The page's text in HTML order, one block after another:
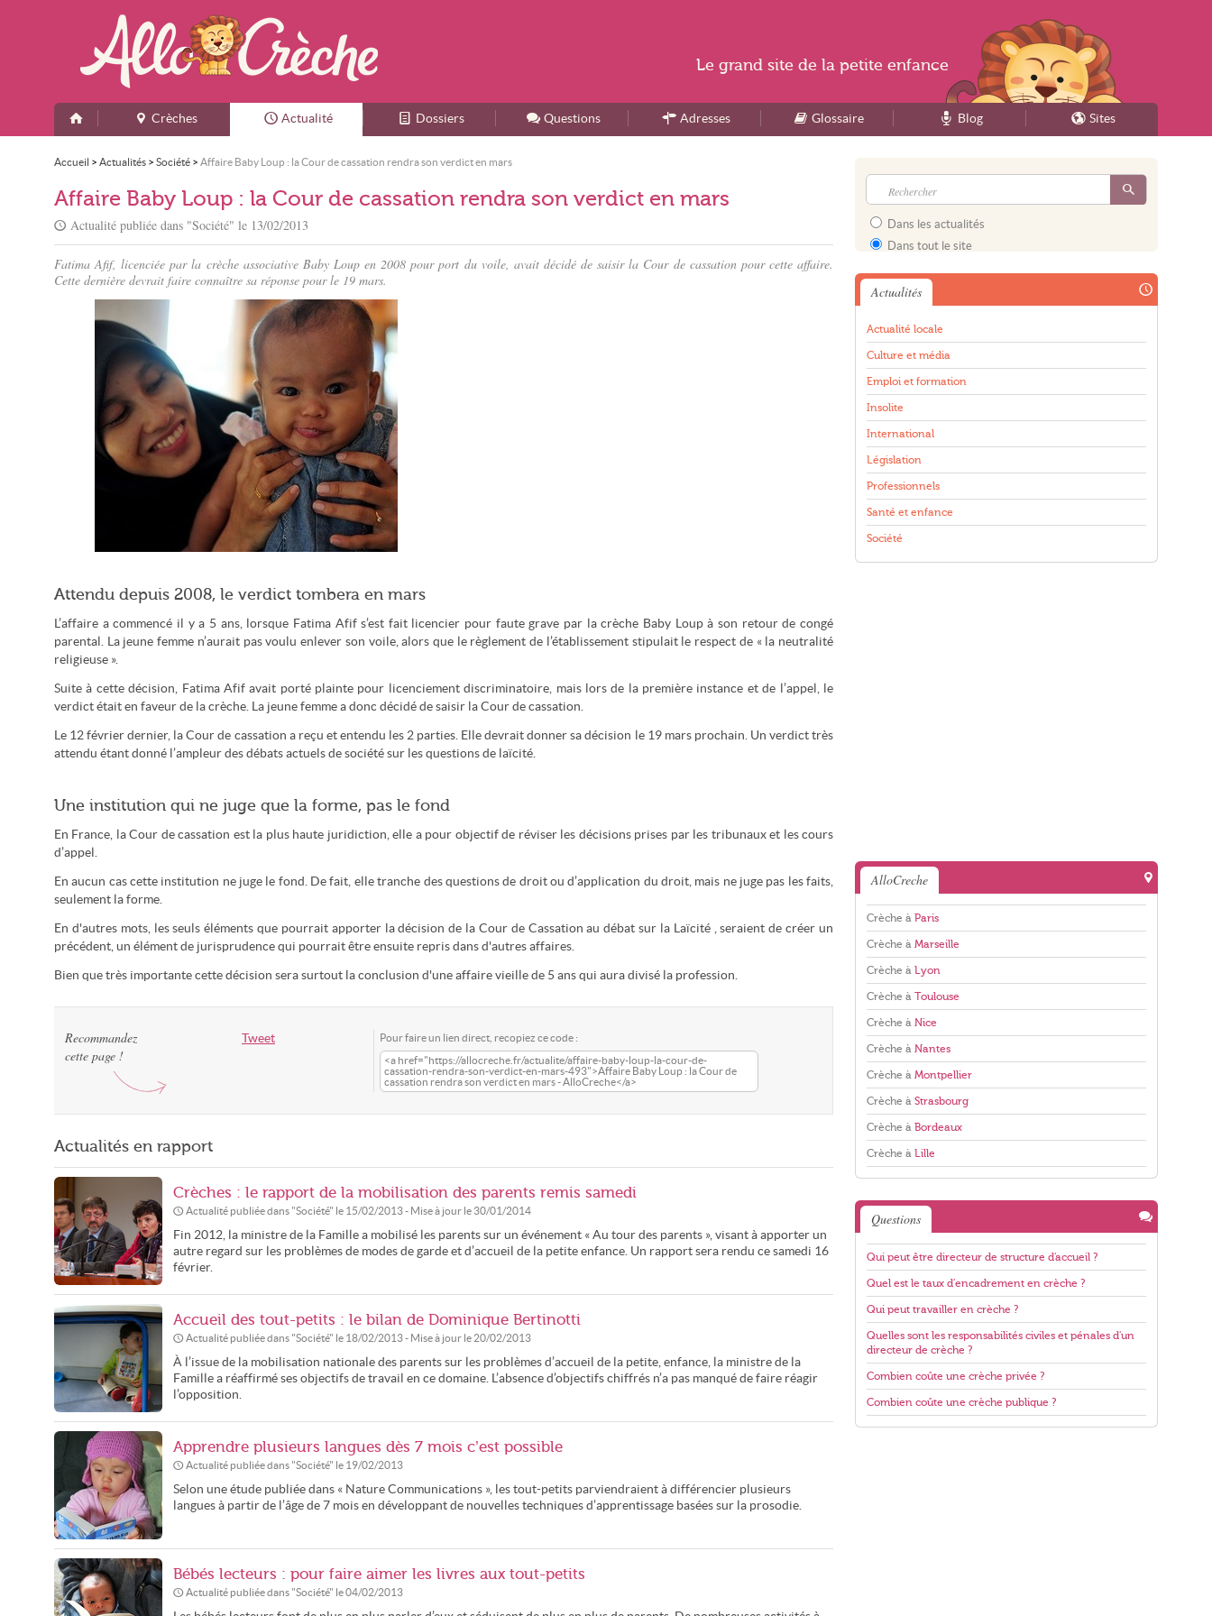
Accueil
Crèches Actualité Dossiers Questions Adresses Glossaire Blog Sites
Accueil > Actualités > Société > Affaire Baby Loup : la Cour de cassation rendra son verdict en mars
Affaire Baby Loup : la Cour de cassation rendra son verdict en mars
Actualité publiée dans "Société" le 13/02/2013
Fatima Afif, licenciée par la crèche associative Baby Loup en 2008 pour port du voile, avait décidé de saisir la Cour de cassation pour cette affaire.
Cette dernière devrait faire connaître sa réponse pour le 19 mars.
travail reste un débat très sensible de société (amrufm/CC-by)
Attendu depuis 2008, le verdict tombera en mars
L’affaire a commencé il y a 5 ans, lorsque Fatima Afif s’est fait licencier pour faute grave par la crèche Baby Loup à son retour de congé
parental. La jeune femme n’aurait pas voulu enlever son voile, alors que le règlement de l’établissement stipulait le respect de « la neutralité
religieuse ».
Suite à cette décision, Fatima Afif avait porté plainte pour licenciement discriminatoire, mais lors de la première instance et de l’appel, le
verdict était en faveur de la crèche. La jeune femme a donc décidé de saisir la Cour de cassation.
Le 12 février dernier, la Cour de cassation a reçu et entendu les 2 parties. Elle devrait donner sa décision le 19 mars prochain. Un verdict très
attendu étant donné l’ampleur des débats actuels de société sur les questions de laïcité.
Une institution qui ne juge que la forme, pas le fond
En France, la Cour de cassation est la plus haute juridiction, elle a pour objectif de réviser les décisions prises par les tribunaux et les cours
d’appel.
En aucun cas cette institution ne juge le fond. De fait, elle tranche des questions de droit ou d’application du droit, mais ne juge pas les faits,
seulement la forme.
En d'autres mots, les seuls éléments que pourrait apporter la décision de la Cour de Cassation au débat sur la Laïcité , seraient de créer un
précédent, un élément de jurisprudence qui pourrait être ensuite repris dans d'autres affaires.
Bien que très importante cette décision sera surtout la conclusion d'une affaire vieille de 5 ans qui aura divisé la profession.
Tweet
Recommandez
cette page !
Pour faire un lien direct, recopiez ce code :
<a href="https://allocreche.fr/actualite/affaire-baby-loup-la-cour-de-
cassation-rendra-son-verdict-en-mars-493">Affaire Baby Loup : la Cour de
cassation rendra son verdict en mars - AlloCreche</a>
Actualités en rapport
Crèches : le rapport de la mobilisation des parents remis samedi
Actualité publiée dans "Société" le 15/02/2013- Mise à jour le 30/01/2014
Fin 2012, la ministre de la Famille a mobilisé les parents sur un événement « Au tour des parents », visant à apporter un
autre regard sur les problèmes de modes de garde et d’accueil de la petite enfance. Un rapport sera rendu ce samedi 16
février.
Accueil des tout-petits : le bilan de Dominique Bertinotti
Actualité publiée dans "Société" le 18/02/2013- Mise à jour le 20/02/2013
À l’issue de la mobilisation nationale des parents sur les problèmes d’accueil de la petite, enfance, la ministre de la
Famille a réaffirmé ses objectifs de travail en ce domaine. L’absence d’objectifs chiffrés n’a pas manqué de faire réagir
l’opposition.
Apprendre plusieurs langues dès 7 mois c’est possible
Actualité publiée dans "Société" le 19/02/2013
Selon une étude publiée dans « Nature Communications », les tout-petits parviendraient à différencier plusieurs
langues à partir de l’âge de 7 mois en développant de nouvelles techniques d’apprentissage basées sur la prosodie.
Bébés lecteurs : pour faire aimer les livres aux tout-petits
Actualité publiée dans "Société" le04/02/2013
Dans les actualités
Dans tout le site
Actualités
Actualité locale
Culture et média
Emploi et formation
Insolite
International
Législation
Professionnels
Santé et enfance
Société
AlloCreche
Crèche à Paris
Crèche à Marseille
Crèche à Lyon
Crèche à Toulouse
Crèche à Nice
Crèche à Nantes
Crèche à Montpellier
Crèche à Strasbourg
Crèche à Bordeaux
Crèche à Lille
Questions
Qui peut être directeur de structure d'accueil ?
Quel est le taux d'encadrement en crèche ?
Qui peut travailler en crèche ?
Quelles sont les responsabilités civiles et pénales d'un
directeur de crèche ?
Combien coûte une crèche privée ?
Combien coûte une crèche publique ?
Le grand site de la petite enfance